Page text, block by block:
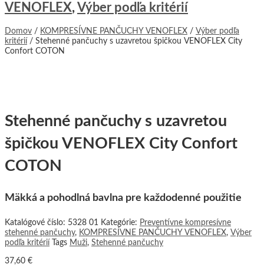
VENOFLEX,Výber podľa kritérií
Domov / KOMPRESÍVNE PANČUCHY VENOFLEX / Výber podľa
kritérií / Stehenné pančuchy s uzavretou špičkou VENOFLEX City
Confort COTON
Stehenné pančuchy s uzavretou
špičkou VENOFLEX City Confort
COTON
Mäkká a pohodlná bavlna pre každodenné použitie
Katalógové číslo: 5328 01 Kategórie: Preventívne kompresívne
stehenné pančuchy, KOMPRESÍVNE PANČUCHY VENOFLEX, Výber
podľa kritérií
Tags Muži, Stehenné pančuchy
37,60 €